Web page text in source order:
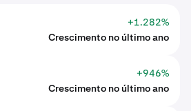
Crescimento no último ano
+1.282%
Crescimento no último ano
+946%